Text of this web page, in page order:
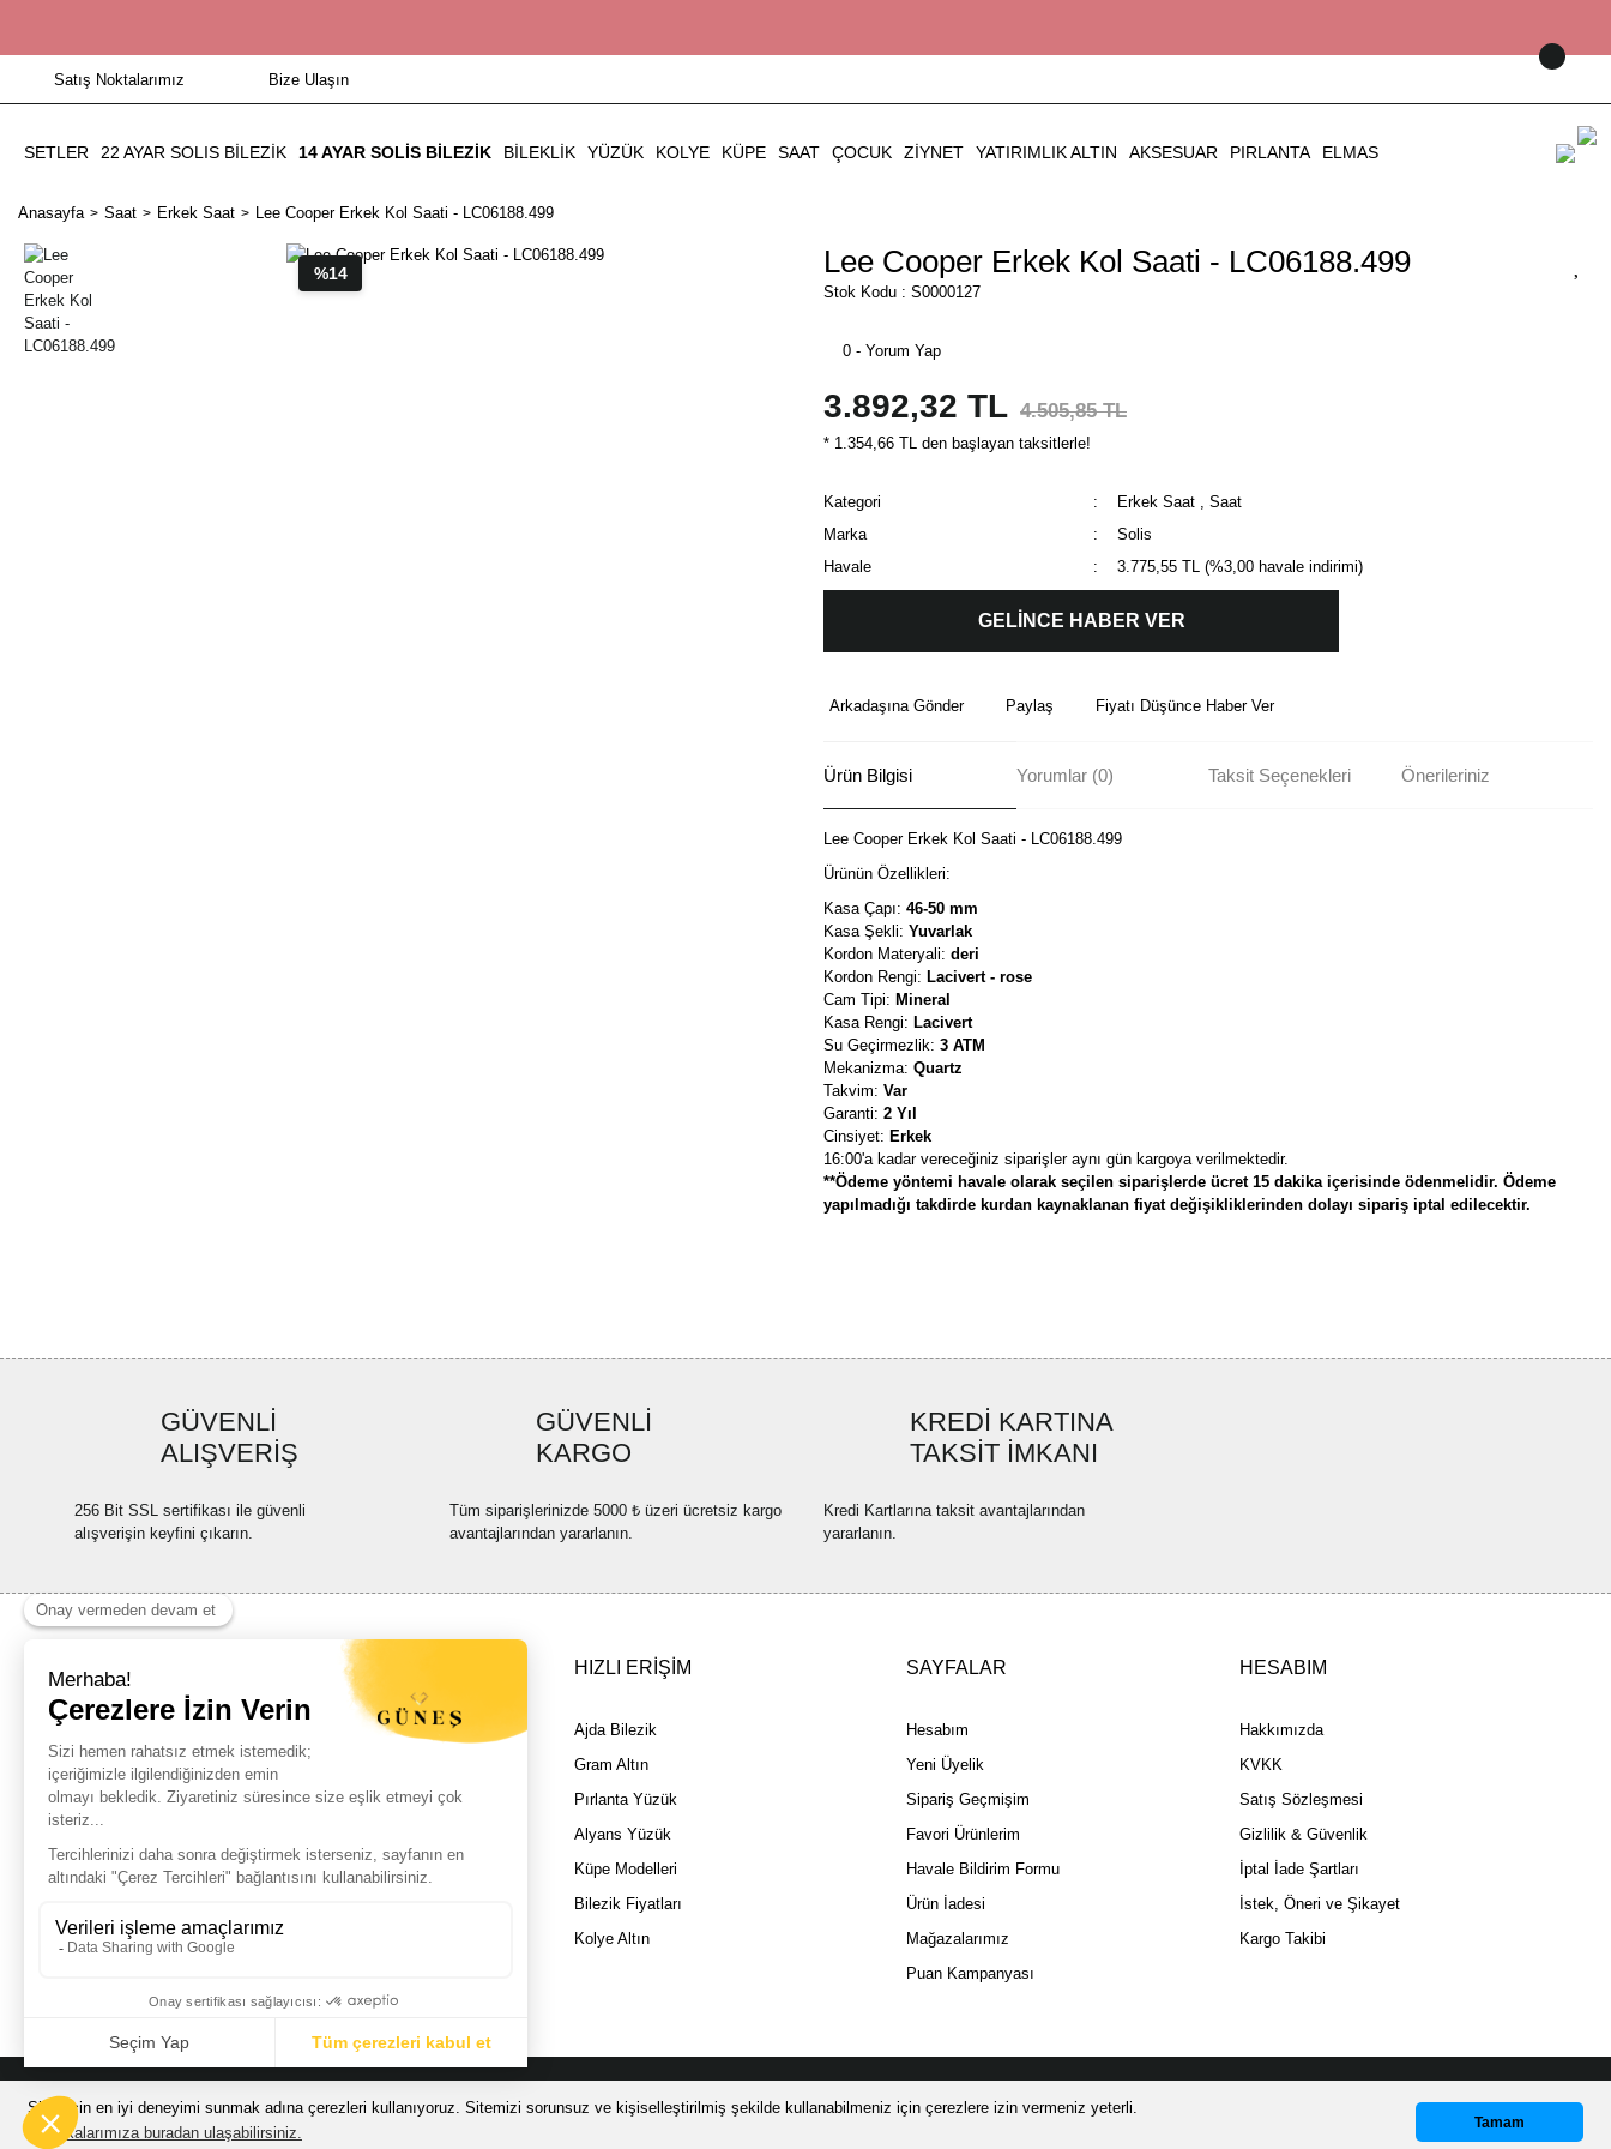
Sizin için en iyi deneyimi sunmak adına çerezleri kullanıyoruz. Sitemizi sorunsuz ve kişiselleştirilmiş şekilde kullanabilmeniz için çerezlere izin vermeniz yeterli.
Politikalarımıza buradan ulaşabilirsiniz.
Tamam
Whatsapp Destek
Satış Noktalarımız Bize Ulaşın
SETLER 22 AYAR SOLIS BİLEZİK 14 AYAR SOLIS BILEZIK BILEKLIK YÜZÜK KOLYE KÜPE SAAT ÇOCUK ZIYNET YATIRIMLIK ALTIN AKSESUAR PIRLANTA ELMAS
Anasayfa Saat Erkek Saat Lee Cooper Erkek Kol Saati - LC06188.499
%14 Lee Cooper Erkek Kol Saati - LC06188.499
Stok Kodu : S0000127
0 - Yorum Yap
3.892,32 TL 4.505,85 TL
* 1.354,66 TL den başlayan taksitlerle!
Kategori Erkek Saat , Saat
Marka
Solis
Havale
3.775,55 TL (%3,00 havale indirimi)
GELİNCE HABER VER
Arkadaşına Gönder Paylaş Fiyatı Düşünce Haber Ver
Ürün Bilgisi Yorumlar (0) Taksit Seçenekleri Önerileriniz
Lee Cooper Erkek Kol Saati - LC06188.499
Ürünün Özellikleri:
Kasa Çapı: 46-50 mm
Kasa Şekli: Yuvarlak
Kordon Materyali: deri
Kordon Rengi: Lacivert - rose
Cam Tipi: Mineral
Kasa Rengi: Lacivert
Su Geçirmezlik: 3 ATM
Mekanizma: Quartz
Takvim: Var
Garanti: 2 Yıl
Cinsiyet: Erkek
16:00'a kadar vereceğiniz siparişler aynı gün kargoya verilmektedir.
**Ödeme yöntemi havale olarak seçilen siparişlerde ücret 15 dakika içerisinde ödenmelidir. Ödeme
yapılmadığı takdirde kurdan kaynaklanan fiyat değişikliklerinden dolayı sipariş iptal edilecektir.
Ürün açıklamasında eksik bilgiler bulunuyor.
Ürün bilgilerinde hatalar bulunuyor.
Bu ürüne benzer farklı alternatifler olmalı.
GÜVENLİ
ALIŞVERİŞ
256 Bit SSL sertifikası ile güvenli
alışverişin keyfini çıkarın.
GÜVENLİ
KARGO
Tüm siparişlerinizde 5000 ₺ üzeri ücretsiz kargo
avantajlarından yararlanın.
KREDİ KARTINA
TAKSİT İMKANI
Kredi Kartlarına taksit avantajlarından
yararlanın.
HIZLI ERİŞİM
Ajda Bilezik
Gram Altın
Pırlanta Yüzük
Alyans Yüzük
Küpe Modelleri
Bilezik Fiyatları
Kolye Altın
SAYFALAR
Hesabım
Yeni Üyelik
Sipariş Geçmişim
Favori Ürünlerim
Havale Bildirim Formu
Ürün İadesi
Mağazalarımız
Puan Kampanyası
HESABIM
Hakkımızda
KVKK
Satış Sözleşmesi
Gizlilik & Güvenlik
İptal İade Şartları
İstek, Öneri ve Şikayet
Kargo Takibi